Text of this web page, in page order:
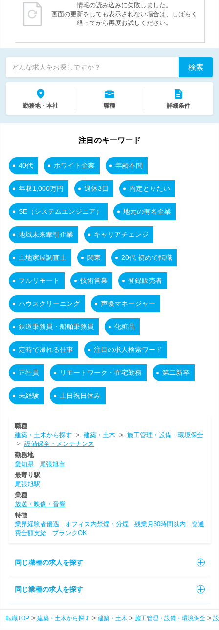
情報の読み込みに失敗しました。
画面の更新をしても表示されない場合は、しばらく
経ってから再度お試しください。
どんな求人をお探しですか？ 検索
勤務地・本社 職種 詳細条件
注目のキーワード
40代 ホワイト企業 年齢不問
年収1,000万円 週休3日 内定とりたい
SE（システムエンジニア） 地元の有名企業
地域未来牽引企業 キャリアチェンジ
土地家屋調査士 関東 20代 初めて転職
フルリモート 技術営業 登録販売者
ハウスクリーニング 声優マネージャー
鉄道乗務員・船舶乗務員 化粧品
定時で帰れる仕事 注目の求人検索ワード
正社員 リモートワーク・在宅勤務 第二新卒
未経験 土日祝日休み
職種
建築・土木から探す > 建築・土木 > 施工管理・設備・環境保全
> 設備保全・メンテナンス
勤務地
愛知県
尾張旭市
最寄り駅
尾張旭駅
業種
放送・映像・音響
特徴
業界経験者優遇
オフィス内禁煙・分煙 残業月30時間以内
交通
費全額支給
ブランクOK
同じ職種の求人を探す
同じ業種の求人を探す
転職TOP 建築・土木から探す 建築・土木 施工管理・設備・環境保全